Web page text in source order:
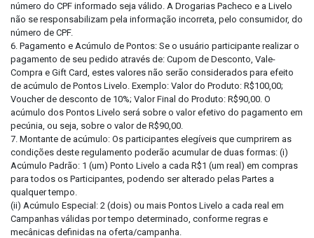
número do CPF informado seja válido. A Drogarias Pacheco e a Livelo
não se responsabilizam pela informação incorreta, pelo consumidor, do
número de CPF.
6. Pagamento e Acúmulo de Pontos: Se o usuário participante realizar o
pagamento de seu pedido através de: Cupom de Desconto, Vale-
Compra e Gift Card, estes valores não serão considerados para efeito
de acúmulo de Pontos Livelo. Exemplo: Valor do Produto: R$100,00;
Voucher de desconto de 10%; Valor Final do Produto: R$90,00. O
acúmulo dos Pontos Livelo será sobre o valor efetivo do pagamento em
pecúnia, ou seja, sobre o valor de R$90,00.
7. Montante de acúmulo: Os participantes elegíveis que cumprirem as
condições deste regulamento poderão acumular de duas formas: (i)
Acúmulo Padrão: 1 (um) Ponto Livelo a cada R$1 (um real) em compras
para todos os Participantes, podendo ser alterado pelas Partes a
qualquer tempo.
(ii) Acúmulo Especial: 2 (dois) ou mais Pontos Livelo a cada real em
Campanhas válidas por tempo determinado, conforme regras e
mecânicas definidas na oferta/campanha.